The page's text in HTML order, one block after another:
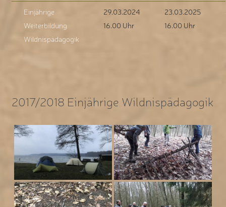
Einjährige
Weiterbildung
Wildnispädagogik
29.03.2024
16.00 Uhr
23.03.2025
16.00 Uhr
2017/2018 Einjährige Wildnispädagogik